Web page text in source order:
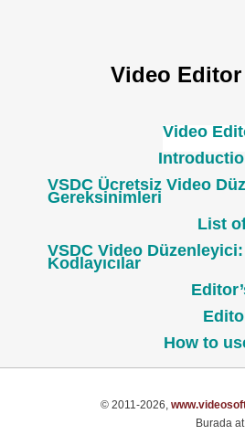
Video
Video
VSDC Ücretsiz Video
Gereksinimleri
List
VSDC Video
Kodlayıcılar
How to
© 2011-2026,
Burada